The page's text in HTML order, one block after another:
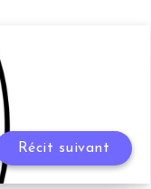
Récit suivant